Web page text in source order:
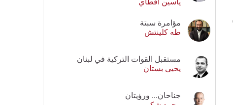
ياسين أقطاي
مؤامرة سبتة
طه كلينتش
مستقبل القوات التركية في لبنان
يحيى بستان
جناحان... ورؤيتان